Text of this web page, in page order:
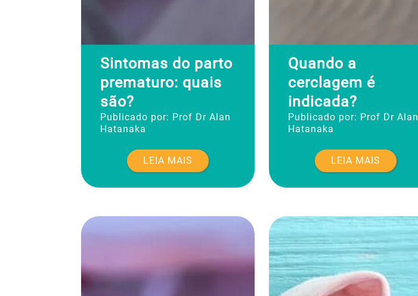
Sintomas do parto
prematuro: quais
são?
Publicado por: Prof Dr Alan
Hatanaka
LEIA MAIS
Quando a
cerclagem é
indicada?
Publicado por: Prof Dr Alan
Hatanaka
LEIA MAIS